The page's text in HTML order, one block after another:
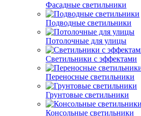
Фасадные светильники
Подводные светильники
Потолочные для улицы
Светильники с эффектами
Переносные светильники
Грунтовые светильники
Консольные светильники